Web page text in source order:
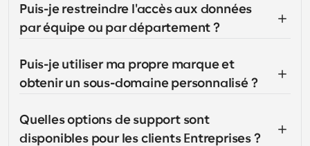
Puis-je restreindre l'accès aux données
par équipe ou par département ?
Puis-je utiliser ma propre marque et
obtenir un sous-domaine personnalisé ?
Quelles options de support sont
disponibles pour les clients Entreprises ?